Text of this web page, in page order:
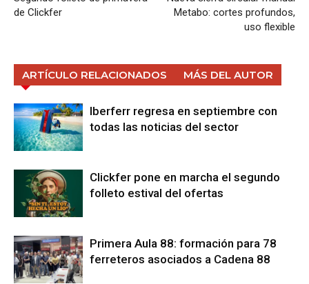
de Clickfer
Metabo: cortes profundos,
uso flexible
ARTÍCULO RELACIONADOS MÁS DEL AUTOR
Iberferr regresa en septiembre con
todas las noticias del sector
Clickfer pone en marcha el segundo
folleto estival del ofertas
Primera Aula 88: formación para 78
ferreteros asociados a Cadena 88